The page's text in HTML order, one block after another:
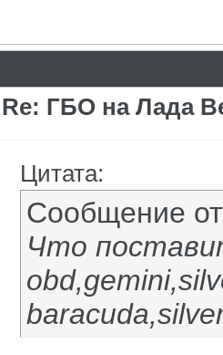
Re: ГБО на Лада
Цитата:
Сообщение
Что